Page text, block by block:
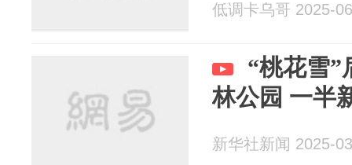
低调卡乌哥 2025-
“桃花雪”
林公园 一半
新华社新闻 2025-